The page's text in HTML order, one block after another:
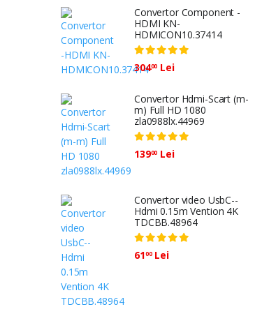
Convertor Component -
HDMI KN-
HDMICON10.37414
30400 Lei
Convertor Hdmi-Scart (m-
m) Full HD 1080
zla0988lx.44969
13900 Lei
Convertor video UsbC--
Hdmi 0.15m Vention 4K
TDCBB.48964
6100Lei